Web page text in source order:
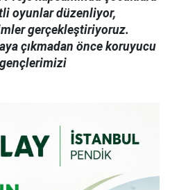
oyunlar düzenliyor,
gerçekleştiriyoruz.
çıkmadan önce koruyucu